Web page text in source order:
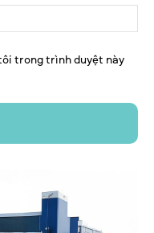
trong trình duyệt này